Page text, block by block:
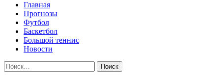
Главная
Прогнозы
Футбол
Баскетбол
Большой теннис
Новости
Найти: